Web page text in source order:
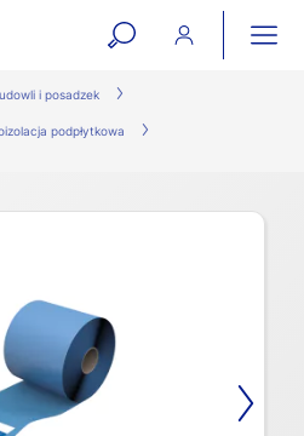
open
search
form
i posadzek
podpłytkowa